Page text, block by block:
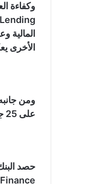
وكفاءة
المالية
الأخرى
ومن
على 25 جائزة من مؤسسات لها ثقل مثل مؤسسة